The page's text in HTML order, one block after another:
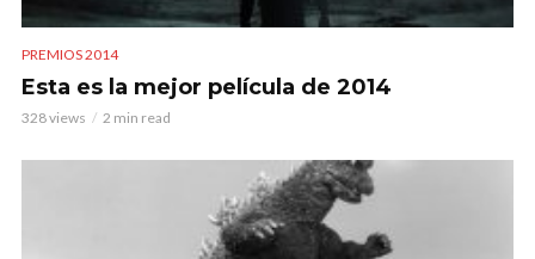
PREMIOS 2014
Esta es la mejor película de 2014
328 views 2 min read